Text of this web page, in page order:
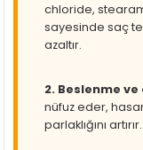
chloride,
sayesinde saç
azaltır.
2. Beslenme ve
nüfuz eder,
parlaklığını artırır.